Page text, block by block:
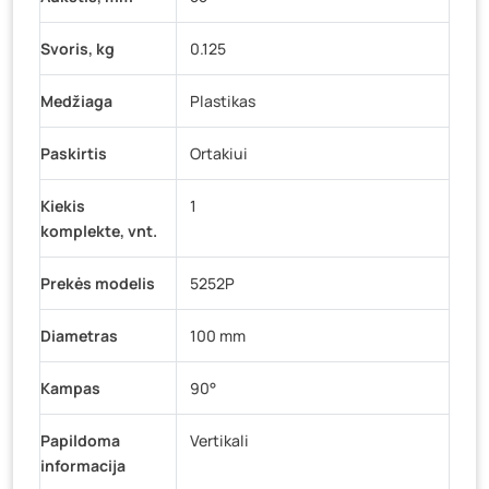
Svoris, kg 0.125
Medžiaga Plastikas
Paskirtis Ortakiui
Kiekis
komplekte, vnt.
1
Prekės modelis 5252P
Diametras 100 mm
Kampas 90°
Papildoma
informacija
Vertikali